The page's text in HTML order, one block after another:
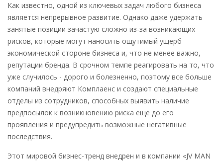
Как известно, одной из ключевых задач любого бизнеса
является непрерывное развитие. Однако даже удержать
занятые позиции зачастую сложно из-за возникающих
рисков, которые могут наносить ощутимый ущерб
экономической стороне бизнеса и, что не менее важно,
репутации бренда. В срочном темпе реагировать на то, что
уже случилось - дорого и болезненно, поэтому все больше
компаний внедряют Комплаенс и создают специальные
отделы из сотрудников, способных выявить наличие
предпосылок к возникновению риска еще до его
проявления и предупредить возможные негативные
последствия.
Этот мировой бизнес-тренд внедрен и в компании «JV MAN